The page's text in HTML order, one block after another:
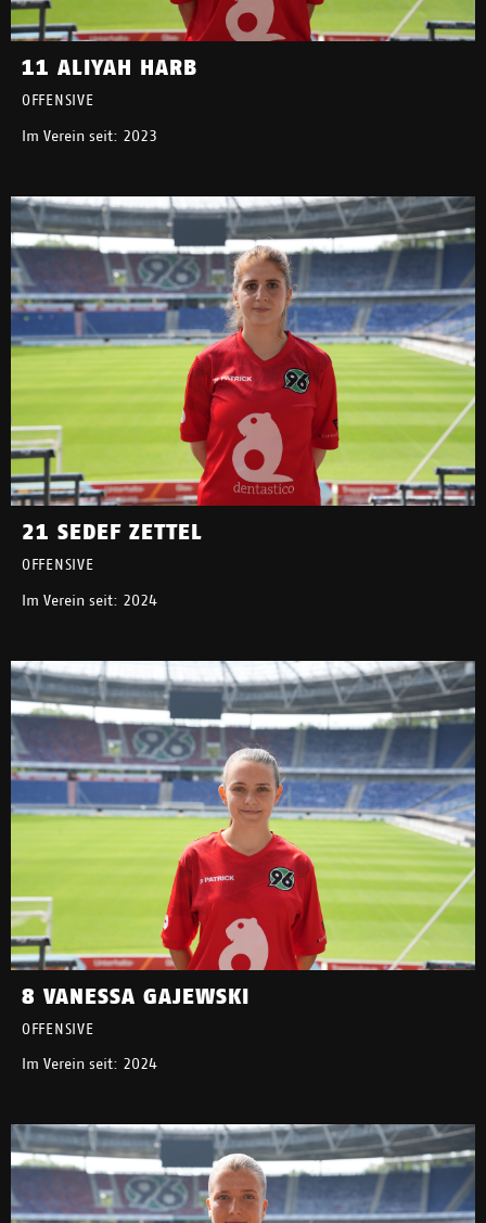
11 ALIYAH HARB
OFFENSIVE
Im Verein seit: 2023
21 SEDEF ZETTEL
OFFENSIVE
Im Verein seit: 2024
8 VANESSA GAJEWSKI
OFFENSIVE
Im Verein seit: 2024